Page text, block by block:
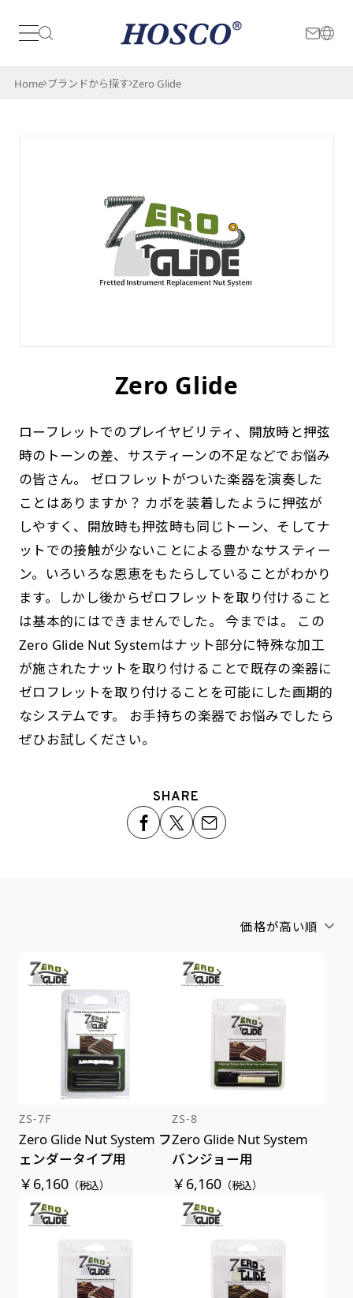
日本
Home ブランドから探す Zero Glide
Zero Glide
ローフレットでのプレイヤビリティ、開放時と押弦
時のトーンの差、サスティーンの不足などでお悩み
の皆さん。 ゼロフレットがついた楽器を演奏した
ことはありますか？ カポを装着したように押弦が
しやすく、開放時も押弦時も同じトーン、そしてナ
ットでの接触が少ないことによる豊かなサスティー
ン。いろいろな恩恵をもたらしていることがわかり
ます。しかし後からゼロフレットを取り付けること
は基本的にはできませんでした。 今までは。 この
Zero Glide Nut Systemはナット部分に特殊な加工
が施されたナットを取り付けることで既存の楽器に
ゼロフレットを取り付けることを可能にした画期的
なシステムです。 お手持ちの楽器でお悩みでしたら
ぜひお試しください。
SHARE
価格が高い順
アルファベット順
価格が安い順
価格が高い順
ZS-7F
Zero Glide Nut System フ
ェンダータイプ用
￥6,160（税込）
ZS-8
Zero Glide Nut System
バンジョー用
￥6,160 （税込）